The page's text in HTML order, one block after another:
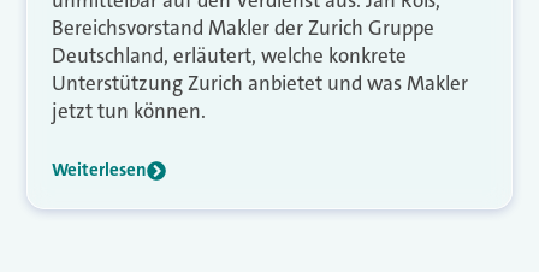
Bereichsvorstand Makler der Zurich Gruppe
Deutschland, erläutert, welche konkrete
Unterstützung Zurich anbietet und was Makler
jetzt tun können.
Weiterlesen